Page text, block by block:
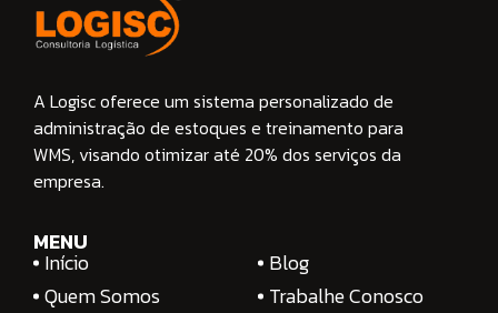
A Logisc oferece um sistema personalizado de
administração de estoques e treinamento para
WMS, visando otimizar até 20% dos serviços da
empresa.
MENU
Início
Quem Somos
Blog
Trabalhe Conosco